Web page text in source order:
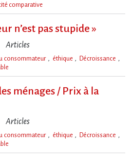
comparative
n’est pas stupide »
Articles
consommateur éthique
Décroissance
ménages / Prix à la
Articles
consommateur éthique
Décroissance